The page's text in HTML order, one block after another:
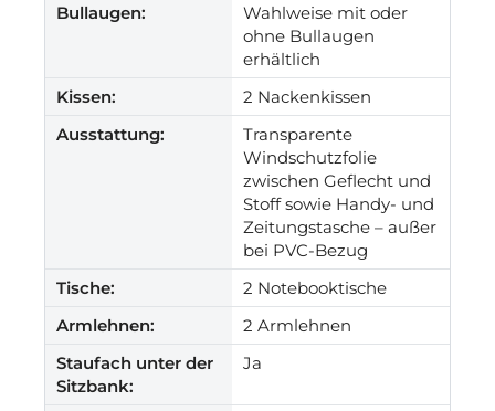
Bullaugen:
Wahlweise mit oder
ohne Bullaugen
erhältlich
Kissen:
2 Nackenkissen
Ausstattung:
Transparente
Windschutzfolie
zwischen Geflecht und
Stoff sowie Handy- und
Zeitungstasche – außer
bei PVC-Bezug
Tische:
2 Notebooktische
Armlehnen:
2 Armlehnen
Staufach unter der
Sitzbank:
Ja